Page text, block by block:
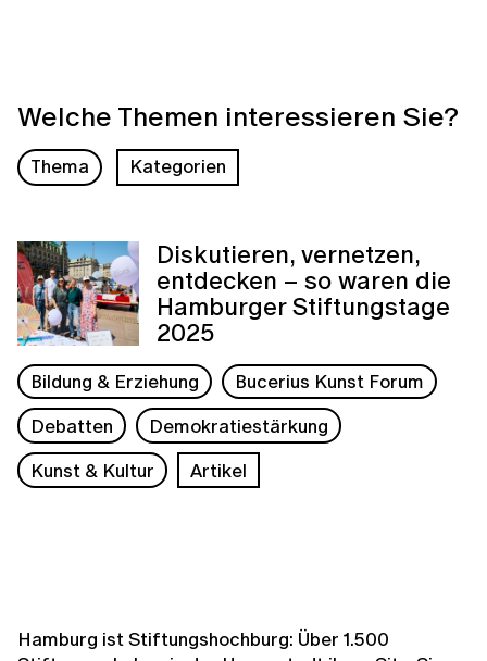
Welche Themen interessieren Sie?
Thema Kategorien
Diskutieren, vernetzen,
entdecken – so waren die
Hamburger Stiftungstage
2025
Bildung & Erziehung
Bucerius Kunst Forum
Debatten
Demokratiestärkung
Kunst & Kultur
Artikel
Hamburg ist Stiftungshochburg: Über 1.500